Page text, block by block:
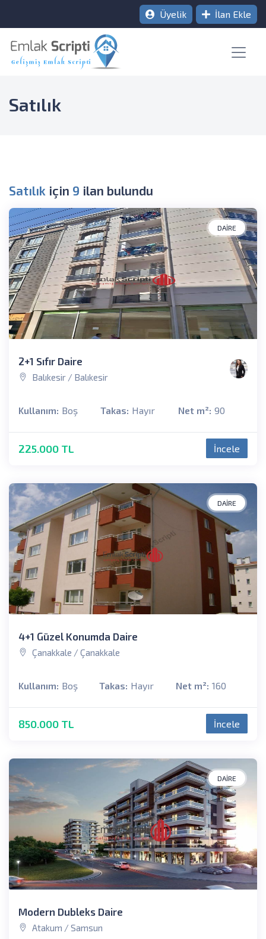
Üyelik İlan Ekle
Satılık
Satılık için 9 ilan bulundu
DAIRE
2+1 Sıfır Daire
Balıkesir / Balıkesir
Kullanım: Boş Takas: Hayır Net m²: 90
225.000 TL İncele
DAIRE
4+1 Güzel Konumda Daire
Çanakkale / Çanakkale
Kullanım: Boş Takas: Hayır Net m²: 160
850.000 TL İncele
DAIRE
Modern Dubleks Daire
Atakum / Samsun